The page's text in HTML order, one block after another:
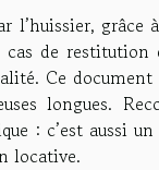
l’huissier,
cas de
Ce
longues.
: c’est aussi
locative.